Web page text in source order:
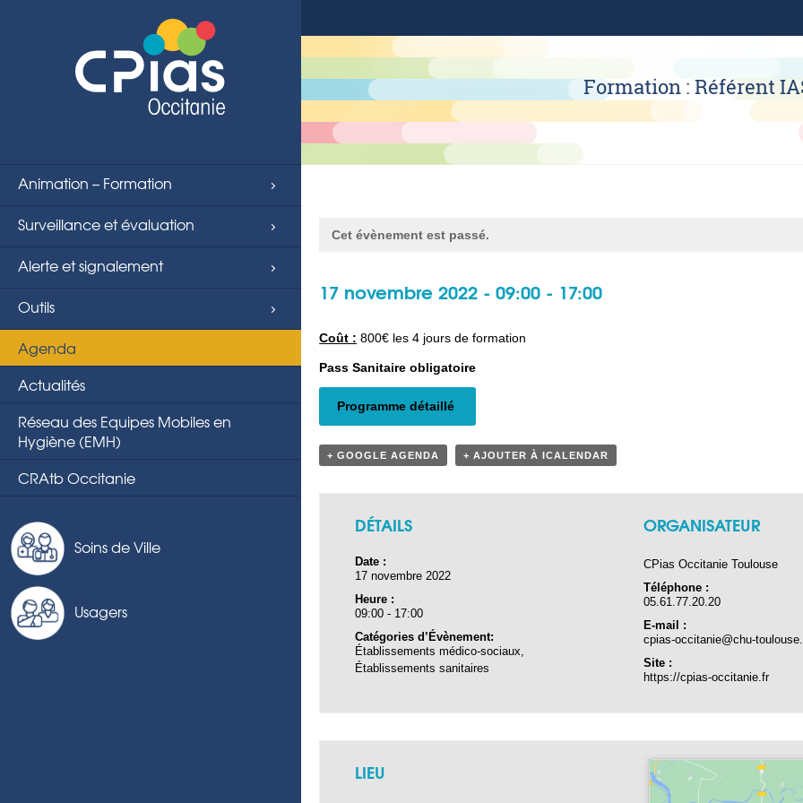
Animation – Formation
Surveillance et évaluation
Alerte et signalement
Outils
Agenda
Actualités
Réseau des Equipes Mobiles en
Hygiène (EMH)
CRAtb Occitanie
Soins de Ville
Usagers
Formation : Référent
Cet évènement est passé.
17 novembre 2022 - 09:00 - 17:00
Navigation Évènement
Coût : 800€ les 4 jours de formation
Pass Sanitaire obligatoire
Programme détaillé
+ GOOGLE AGENDA + AJOUTER À ICALENDAR
DÉTAILS
Date :
17 novembre 2022
Heure :
09:00 - 17:00
Catégories d’Évènement:
Établissements médico-sociaux,
Établissements sanitaires
ORGANISATEUR
CPias Occitanie Toulouse
Téléphone :
05.61.77.20.20
E-mail :
cpias-occitanie@chu-
Site :
https://cpias-occitanie.fr
LIEU